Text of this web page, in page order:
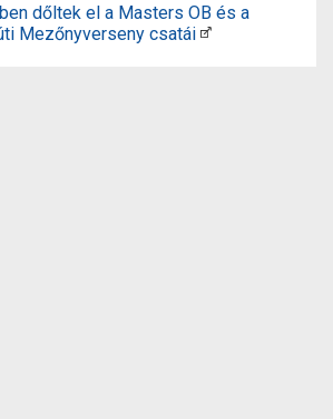
dőltek el a Masters OB és a
Mezőnyverseny csatái